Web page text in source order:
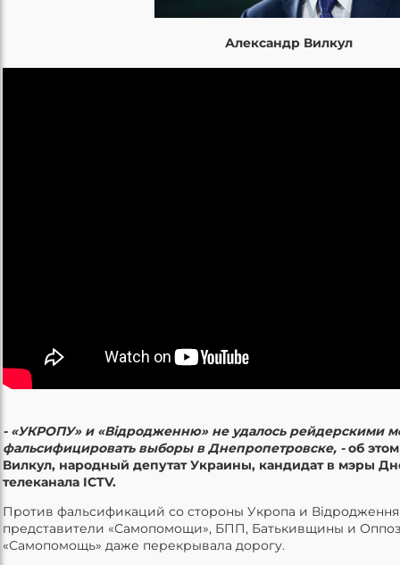
Александр Вилкул
- «УКРОПУ» и «Відродженню» не удалось рейдерскими
фальсифицировать выборы в Днепропетровске, -об
Вилкул, народный депутат Украины, кандидат в мэры
телеканала ICTV.
Против фальсификаций со стороны Укропа и
представители «Самопомощи», БПП, Батькивщины и
«Самопомощь» даже перекрывала дорогу.